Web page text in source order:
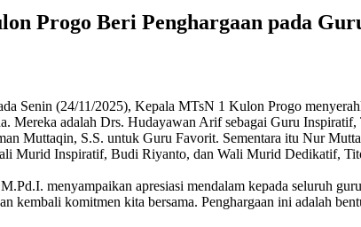
Progo Beri Penghargaan pada
Senin (24/11/2025), Kepala MTsN 1 Kulon Progo
Mereka adalah Drs. Hudayawan Arif sebagai Guru
Muttaqin, S.S. untuk Guru Favorit. Sementara itu Nur
Murid Inspiratif, Budi Riyanto, dan Wali Murid Dedikatif,
menyampaikan apresiasi mendalam kepada seluruh
kembali komitmen kita bersama. Penghargaan ini adalah